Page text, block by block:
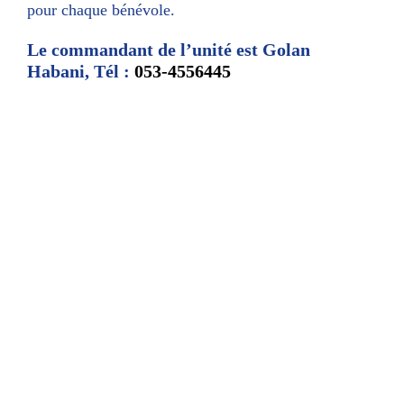
pour chaque bénévole.
Le commandant de l’unité est Golan
Habani, Tél : 053-4556445